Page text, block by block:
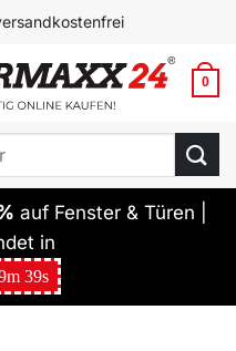
0
auf Fenster & Türen |
in
m 38s